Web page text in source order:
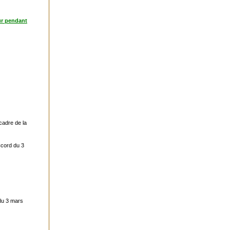
pendant
de la
du 3
3 mars